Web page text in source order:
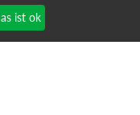
ist ok